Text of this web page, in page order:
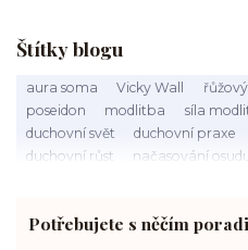
Štítky blogu
aura soma Vicky Wall
poseidon
modlitba síla
duchovní svět
duchovní praxe
duchovní růst
načasování
Potřebujete s něčím